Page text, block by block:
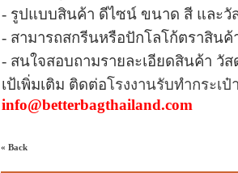
- รูปแบบสินค้า ดีไซน์ ขนาด สี และวั
- สามารถสกรีนหรือปักโลโก้ตราสิน
- สนใจสอบถามรายละเอียดสินค้า วั
เป้เพิ่มเติม ติดต่อโรงงานรับทำกระเป๋
info@betterbagthailand.com
« Back